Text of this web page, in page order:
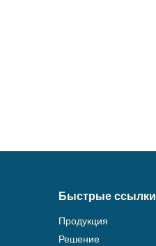
Быстрые ссылки
Продукция
Решение